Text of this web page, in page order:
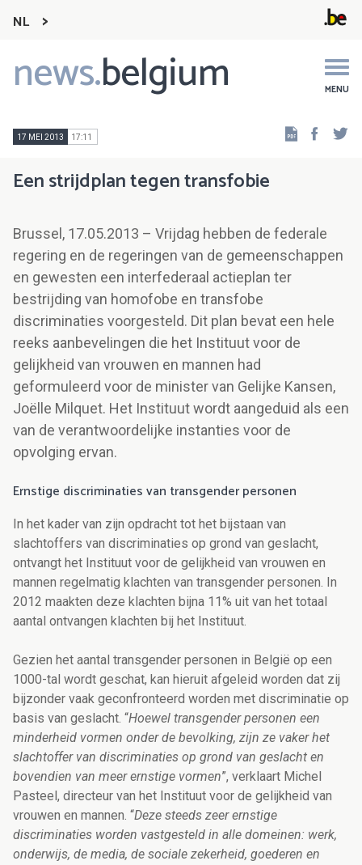
NL
news.belgium MENU
Main
navigation
17 MEI 2013 17:11
Een strijdplan tegen transfobie
Brussel, 17.05.2013 – Vrijdag hebben de federale
regering en de regeringen van de gemeenschappen
en gewesten een interfederaal actieplan ter
bestrijding van homofobe en transfobe
discriminaties voorgesteld. Dit plan bevat een hele
reeks aanbevelingen die het Instituut voor de
gelijkheid van vrouwen en mannen had
geformuleerd voor de minister van Gelijke Kansen,
Joëlle Milquet. Het Instituut wordt aangeduid als een
van de verantwoordelijke instanties voor de
opvolging ervan.
Ernstige discriminaties van transgender personen
In het kader van zijn opdracht tot het bijstaan van
slachtoffers van discriminaties op grond van geslacht,
ontvangt het Instituut voor de gelijkheid van vrouwen en
mannen regelmatig klachten van transgender personen. In
2012 maakten deze klachten bijna 11% uit van het totaal
aantal ontvangen klachten bij het Instituut.
Gezien het aantal transgender personen in België op een
1000-tal wordt geschat, kan hieruit afgeleid worden dat zij
bijzonder vaak geconfronteerd worden met discriminatie op
basis van geslacht. “Hoewel transgender personen een
minderheid vormen onder de bevolking, zijn ze vaker het
slachtoffer van discriminaties op grond van geslacht en
bovendien van meer ernstige vormen”, verklaart Michel
Pasteel, directeur van het Instituut voor de gelijkheid van
vrouwen en mannen. “Deze steeds zeer ernstige
discriminaties worden vastgesteld in alle domeinen: werk,
onderwijs, de media, de sociale zekerheid, goederen en